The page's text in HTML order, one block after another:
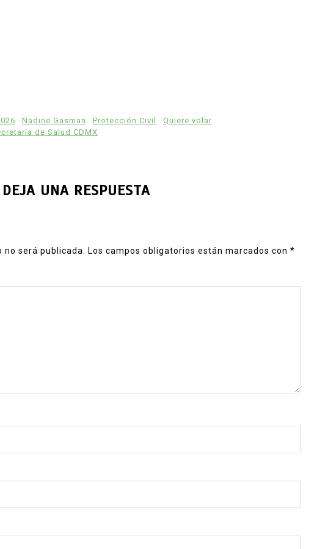
Nadine Gasman Protección Civil
Quiere volar
de Salud CDMX
DEJA UNA RESPUESTA
será publicada. Los campos obligatorios están marcados con *